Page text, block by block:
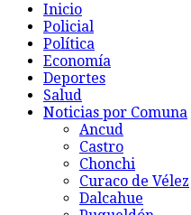
Inicio
Policial
Política
Economía
Deportes
Salud
Noticias por Comuna
Ancud
Castro
Chonchi
Curaco de Vélez
Dalcahue